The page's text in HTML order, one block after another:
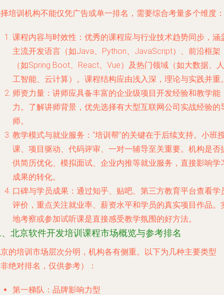
培训机构不能仅凭广告或单一排名，需要综合考量多个维度：
课程内容与时效性 ：优秀的课程应与行业技术趋势同步，涵
主流开发语言（如Java、Python、JavaScript）、前沿框架
（如Spring Boot、React、Vue）及热门领域（如大数据、人
工智能、云计算）。课程结构应由浅入深，理论与实践并重
师资力量 ：讲师应具备丰富的企业级项目开发经验和教学能
力。了解讲师背景，优先选择有大型互联网公司实战经验的
师。
教学模式与就业服务 ：“培训帮”的关键在于后续支持。小班
课、项目驱动、代码评审、一对一辅导至关重要。机构是否
供简历优化、模拟面试、企业内推等就业服务，直接影响学
成果的转化。
口碑与学员成果 ：通过知乎、贴吧、第三方教育平台查看学
评价，重点关注就业率、薪资水平和学员的真实项目作品。
地考察或参加试听课是直接感受教学氛围的好方法。
北京软件开发培训课程市场概览与参考排名
的培训市场层次分明，机构各有侧重。以下为几种主要类型
绝对排名，仅供参考）：
第一梯队：品牌影响力型